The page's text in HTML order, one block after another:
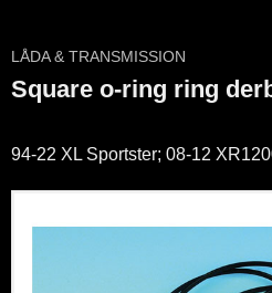
LÅDA & TRANSMISSION
Square o-ring ring
94-22 XL Sportster; 08-12